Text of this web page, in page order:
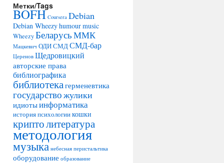
Метки/Tags
BOFH Coursera Debian
Debian Wheezyhumourmusic
WheezyБеларусьММК
Мацкевич ОДИСМДСМД-бар
Церенов Щедровицкий
авторские права
библиографика
библиотекагерменевтика
государствожулики
идиотыинформатика
история психологиикошки
криптолитература
методология
музыка небесная перистальтика
оборудование образование